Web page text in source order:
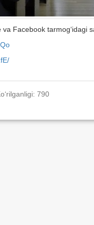
Facebook tarmog‘idagi
790